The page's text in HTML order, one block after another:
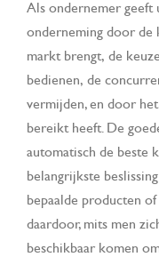
Als ondernemer geeft
onderneming door de
markt brengt, de
bedienen, de
vermijden, en door
bereikt heeft. De
automatisch de beste
belangrijkste
bepaalde producten
daardoor, mits men
beschikbaar komen